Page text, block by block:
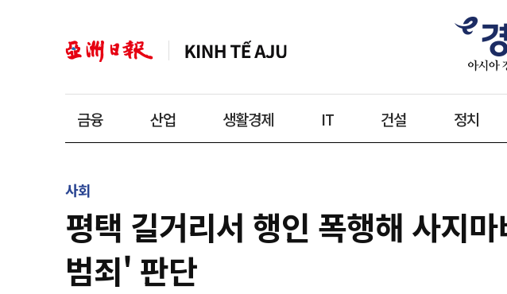
금융 산업 생활경제 IT 건설 정치
사회
평택 길거리서 행인 폭행해 사지
범죄' 판단